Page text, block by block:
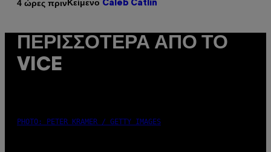
4 ώρες πρινΚείμενο Caleb Catlin
ΠΕΡΙΣΣΌΤΕΡΑ ΑΠΌ ΤΟ
VICE
PHOTO: PETER KRAMER / GETTY IMAGES